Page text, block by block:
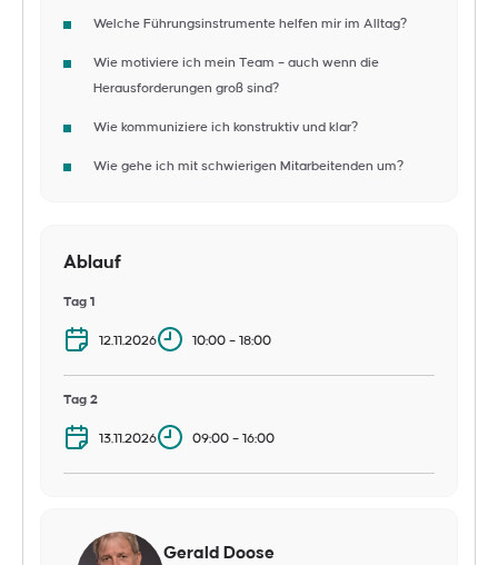
Welche Führungsinstrumente helfen mir im Alltag?
Wie motiviere ich mein Team – auch wenn die
Herausforderungen groß sind?
Wie kommuniziere ich konstruktiv und klar?
Wie gehe ich mit schwierigen Mitarbeitenden um?
Ablauf
Tag 1
12.11.2026 10:00 – 18:00
Tag 2
13.11.2026 09:00 – 16:00
Gerald Doose